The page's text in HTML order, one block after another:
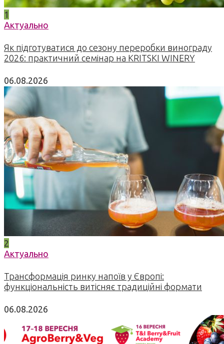
1
Актуально
Як підготуватися до сезону переробки винограду
2026: практичний семінар на KRITSKI WINERY
06.08.2026
2
Актуально
Трансформація ринку напоїв у Європі:
функціональність витісняє традиційні формати
06.08.2026